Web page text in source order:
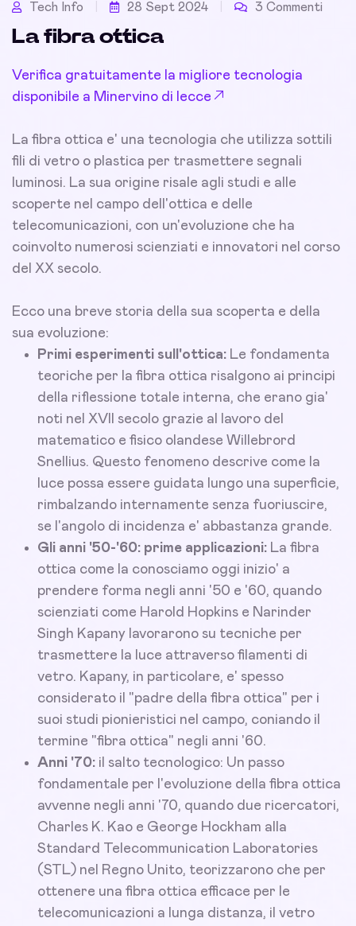
Tech Info 28 Sept 2024 3 Commenti
La fibra ottica
Verifica gratuitamente la migliore tecnologia
disponibile a Minervino di lecce
La fibra ottica e' una tecnologia che utilizza sottili
fili di vetro o plastica per trasmettere segnali
luminosi. La sua origine risale agli studi e alle
scoperte nel campo dell'ottica e delle
telecomunicazioni, con un'evoluzione che ha
coinvolto numerosi scienziati e innovatori nel corso
del XX secolo.
Ecco una breve storia della sua scoperta e della
sua evoluzione:
Primi esperimenti sull'ottica: Le fondamenta
teoriche per la fibra ottica risalgono ai principi
della riflessione totale interna, che erano gia'
noti nel XVII secolo grazie al lavoro del
matematico e fisico olandese Willebrord
Snellius. Questo fenomeno descrive come la
luce possa essere guidata lungo una superficie,
rimbalzando internamente senza fuoriuscire,
se l'angolo di incidenza e' abbastanza grande.
Gli anni '50-'60: prime applicazioni: La fibra
ottica come la conosciamo oggi inizio' a
prendere forma negli anni '50 e '60, quando
scienziati come Harold Hopkins e Narinder
Singh Kapany lavorarono su tecniche per
trasmettere la luce attraverso filamenti di
vetro. Kapany, in particolare, e' spesso
considerato il "padre della fibra ottica" per i
suoi studi pionieristici nel campo, coniando il
termine "fibra ottica" negli anni '60.
Anni '70: il salto tecnologico: Un passo
fondamentale per l'evoluzione della fibra ottica
avvenne negli anni '70, quando due ricercatori,
Charles K. Kao e George Hockham alla
Standard Telecommunication Laboratories
(STL) nel Regno Unito, teorizzarono che per
ottenere una fibra ottica efficace per le
telecomunicazioni a lunga distanza, il vetro